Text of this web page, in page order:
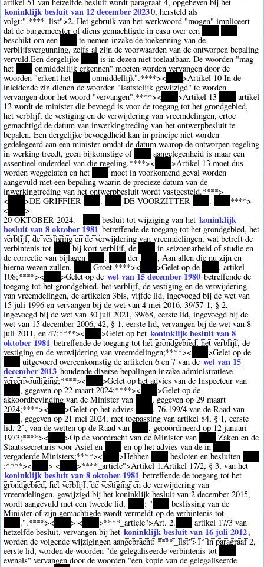
koninklijk besluit van 12 december 20230, hersteld als
volgt:".****_list">2. Het gebruik van het werkwoord "mogen" impliceert
dat de burgemeester of diens gemachtigde in casu over een
beschikt om een
te nemen inzake de toekenning van de
verblijfsvergunning, zelfs al zijn de voorwaarden van de ontworpen bepaling
vervuld.Een dergelijke
is in dezen niet toelaatbaar. De woorden "mag
het
onmiddellijk erkennen" moeten worden vervangen door de
woorden "erkent het
onmiddellijk".****><
>Artikel 10 In de
inleidende zin dienen de woorden "laatstelijk gewijzigd" te worden
vervangen door het woord "vervangen".****>< >Artikel 13
artikel
13 wordt de minister die bevoegd is voor de toegang tot het grondgebied,
het verblijf, de vestiging en de verwijdering van vreemdelingen, ertoe
gemachtigd de datum van inwerkingtreding van het ontwerpbesluit te
bepalen. Een dergelijke bevoegdheid kan in principe niet worden
gedelegeerd aan een minister omdat de datum waarop de ontworpen regeling
in werking treedt, geen bijkomstige of
aangelegenheid is maar een
essentieel onderdeel van die regeling.****><
>Artikel 13 moet dus
worden weggelaten en het
moet in voorkomend geval worden
aangevuld met een bepaling waarin de precieze datum van de
inwerkingtreding van het ontwerpbesluit wordt vastgesteld.****>
<
>DE GRIFFIER . DE VOORZITTER .
****>
<
>
20 OKTOBER 2024. -
besluit tot wijziging van het koninklijk
besluit van 8 oktober 1981 betreffende de toegang tot het grondgebied, het
verblijf, de vestiging en de verwijdering van vreemdelingen, wat betreft de
verbintenis tot
bij kort verblijf, de
in seizoenarbeid of studie en
de correctie van bijlagen
****, der ****, Aan allen die nu zijn en
hierna wezen zullen,
****Groet.****>< ****>Gelet op de ****, artikel
108;****>< >Gelet op de wet van 15 december 1980betreffende de
toegang tot het grondgebied, het verblijf, de vestiging en de verwijdering
van vreemdelingen, de artikelen 3bis, vijfde lid, ingevoegd bij de wet van
15 juli 1996 en vervangen bij de wet van 4 mei 2016, 39/57-1, § 2,
ingevoegd bij de wet van 30 juli 2021, 39/68, eerste lid, ingevoegd bij de
wet van 15 december 2006, 42, § 1, eerste lid, vervangen bij de wet van 8
juli 2011, en 47;****>< >Gelet op het koninklijk besluit van 8
oktober 1981 betreffende de toegang tot het grondgebied, het verblijf, de
vestiging en de verwijdering van vreemdelingen;****><
>Gelet op de
uitgevoerd overeenkomstig de artikelen 6 en 7 van dewet van 15
december 2013 houdende diverse bepalingen inzake administratieve
vereenvoudiging;****><
>Gelet op het advies van de Inspecteur van
****, gegeven op 22 maart 2024;****><
>Gelet op de
akkoordbevinding van de Minister van
****, gegeven op 29 maart
2024;****>< >Gelet op het advies
. 76.199/4 van de Raad van
****, gegeven op 21 mei 2024, met toepassing van artikel 84, § 1, eerste
lid, 2°, van de wetten op de Raad van
****, gecoördineerd op 12 januari
1973;****>< >Op de voordracht van de Minister van
Zaken en de
Staatssecretaris voor Asiel en
en op het advies van de in
vergaderde Ministers;****>< ****>Hebben besloten en besluiten
:****>< > < >**** _article">Artikel 1.Artikel 17/2, § 3, van het
koninklijk besluit van 8 oktober 1981 betreffende de toegang tot het
grondgebied, het verblijf, de vestiging en de verwijdering van
vreemdelingen, gewijzigd bij het koninklijk besluit van 2 december 2015,
wordt aangevuld met een tweede lid,
: "
beslissing van de
Minister of zijn gemachtigde wordt vermeldt op de verbintenis tot
.".****>< > < >**** _article">Art. 2.
artikel 17/3 van
hetzelfde besluit, vervangen bij het koninklijk besluit van 16 juli 2012,
worden de volgende wijzigingen aangebracht:****_list">1° in paragraaf 2,
eerste lid, worden de woorden "de gelegaliseerde verbintenis tot
evenals" vervangen door de woorden "een kopie van de gelegaliseerde